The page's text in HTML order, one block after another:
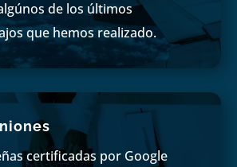
de los últimos
que hemos realizado.
certificadas por Google